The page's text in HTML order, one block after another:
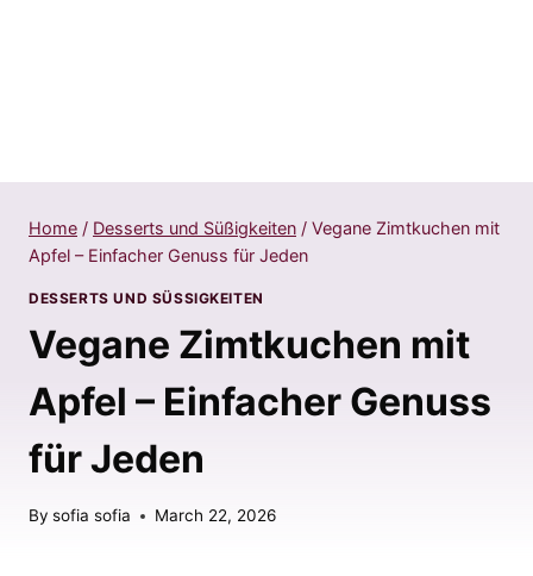
Home / Desserts und Süßigkeiten / Vegane Zimtkuchen mit
Apfel – Einfacher Genuss für Jeden
DESSERTS UND SÜSSIGKEITEN
Vegane Zimtkuchen mit
Apfel – Einfacher Genuss
für Jeden
By sofia sofia March 22, 2026